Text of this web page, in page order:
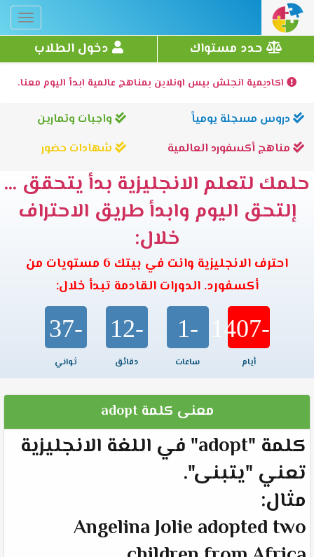
حدد مستواك دخول الطلاب
اكاديمية انجلش بيس اونلاين بمناهج عالمية ابدأ اليوم معنا.
دروس مسجلة يومياً
واجبات وتمارين
مناهج أكسفورد العالمية
شهادات حضور
حلمك لتعلم الانجليزية بدأ يتحقق ...
إلتحق اليوم وابدأ طريق الاحتراف
خلال:
احترف الانجليزية وانت في بيتك 6 مستويات من
أكسفورد. الدورات القادمة تبدأ خلال:
-1407
أيام
-1
ساعات
-12
دقائق
-37
ثواني
معنى كلمة adopt
كلمة "adopt" في اللغة الانجليزية
تعني "يتبنى".
مثال:
Angelina Jolie adopted two